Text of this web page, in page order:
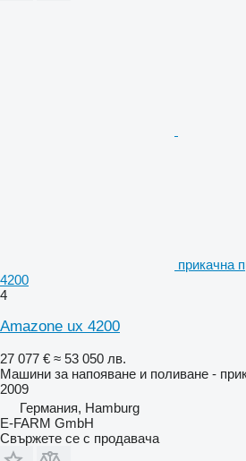
прикачна
4200
4
Amazone ux 4200
27 077 € ≈ 53 050 лв.
Машини за напояване и поливане -
2009
Германия, Hamburg
E-FARM GmbH
Свържете се с продавача